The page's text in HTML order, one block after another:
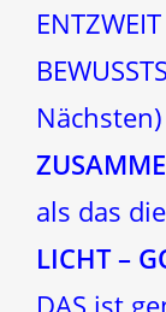
Nächsten)
als das
LICHT –
DAS ist